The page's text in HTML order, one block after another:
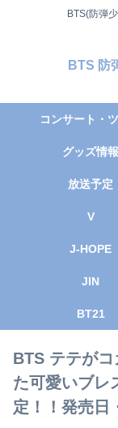
BTS(防弾
BTS 防
コンサート・
グッズ情報
放送予定
V
J-HOPE
JIN
BT21
BTS テテが
た可愛いブレ
定！！発売日